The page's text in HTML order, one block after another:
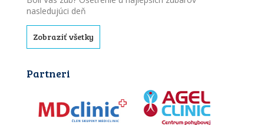
nasledujúci deň
Zobraziť všetky
Partneri